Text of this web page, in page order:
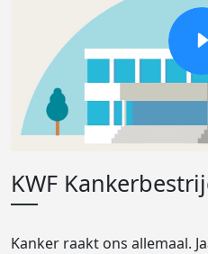
KWF
Kanker raakt ons allemaal.